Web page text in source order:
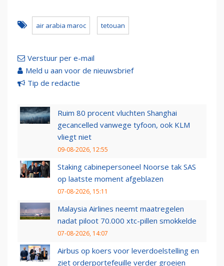
air arabia maroc tetouan
Verstuur per e-mail
Meld u aan voor de nieuwsbrief
Tip de redactie
Ruim 80 procent vluchten Shanghai
gecancelled vanwege tyfoon, ook KLM
vliegt niet
09-08-2026, 12:55
Staking cabinepersoneel Noorse tak SAS
op laatste moment afgeblazen
07-08-2026, 15:11
Malaysia Airlines neemt maatregelen
nadat piloot 70.000 xtc-pillen smokkelde
07-08-2026, 14:07
Airbus op koers voor leverdoelstelling en
ziet orderportefeuille verder groeien